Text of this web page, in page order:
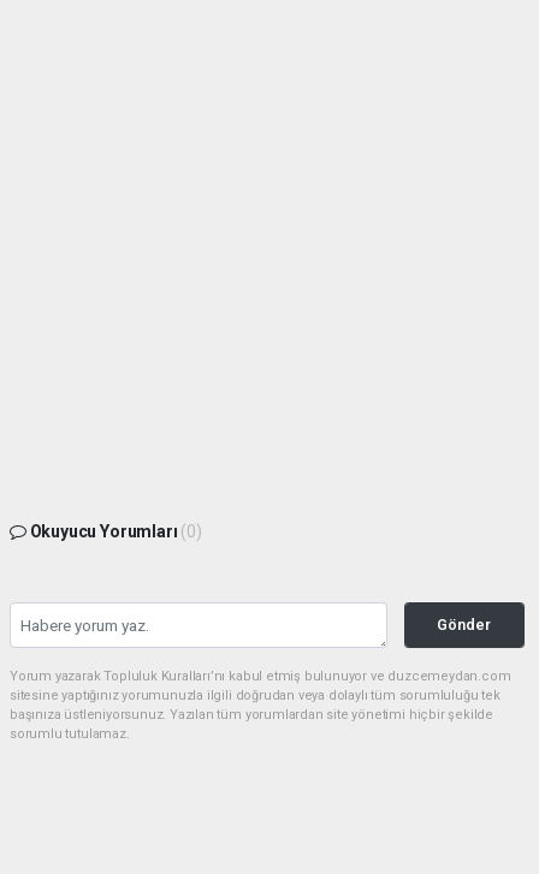
Okuyucu Yorumları (0)
Gönder
Yorum yazarak Topluluk Kuralları’nı kabul etmiş bulunuyor ve duzcemeydan.com
sitesine yaptığınız yorumunuzla ilgili doğrudan veya dolaylı tüm sorumluluğu tek
başınıza üstleniyorsunuz. Yazılan tüm yorumlardan site yönetimi hiçbir şekilde
sorumlu tutulamaz.